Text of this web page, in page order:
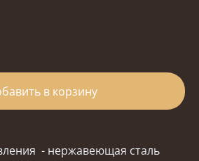
в корзину
- нержавеющая сталь